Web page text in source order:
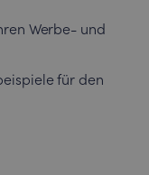
Werbe- und
für den